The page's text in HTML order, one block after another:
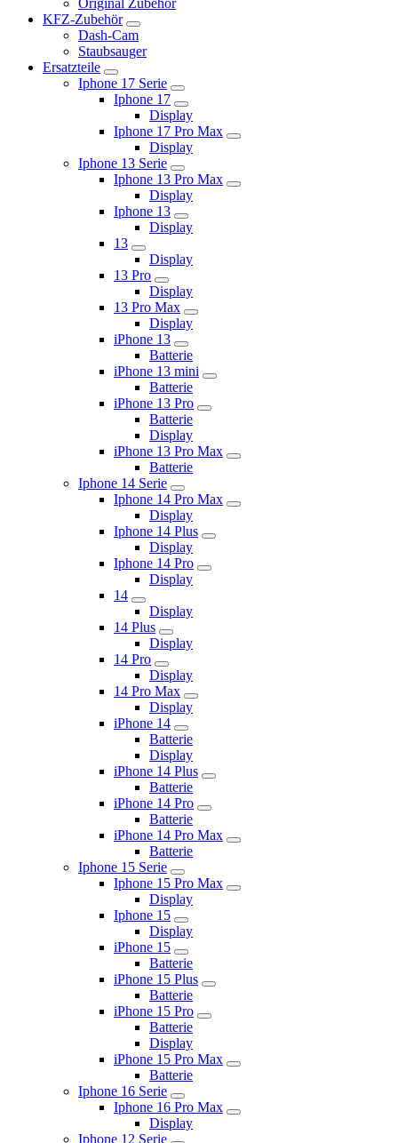
Original Zubehör
KFZ-Zubehör
Dash-Cam
Staubsauger
Ersatzteile
Iphone 17 Serie
Iphone 17
Display
Iphone 17 Pro Max
Display
Iphone 13 Serie
Iphone 13 Pro Max
Display
Iphone 13
Display
13
Display
13 Pro
Display
13 Pro Max
Display
iPhone 13
Batterie
iPhone 13 mini
Batterie
iPhone 13 Pro
Batterie
Display
iPhone 13 Pro Max
Batterie
Iphone 14 Serie
Iphone 14 Pro Max
Display
Iphone 14 Plus
Display
Iphone 14 Pro
Display
14
Display
14 Plus
Display
14 Pro
Display
14 Pro Max
Display
iPhone 14
Batterie
Display
iPhone 14 Plus
Batterie
iPhone 14 Pro
Batterie
iPhone 14 Pro Max
Batterie
Iphone 15 Serie
Iphone 15 Pro Max
Display
Iphone 15
Display
iPhone 15
Batterie
iPhone 15 Plus
Batterie
iPhone 15 Pro
Batterie
Display
iPhone 15 Pro Max
Batterie
Iphone 16 Serie
Iphone 16 Pro Max
Display
Iphone 12 Serie